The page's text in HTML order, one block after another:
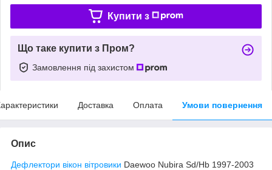
Купити з
Що таке купити з Пром?
Замовлення під захистом
Доставка Оплата Умови повернення
Опис
Дефлектори вікон вітровики Daewoo Nubira Sd/Hb 1997-2003